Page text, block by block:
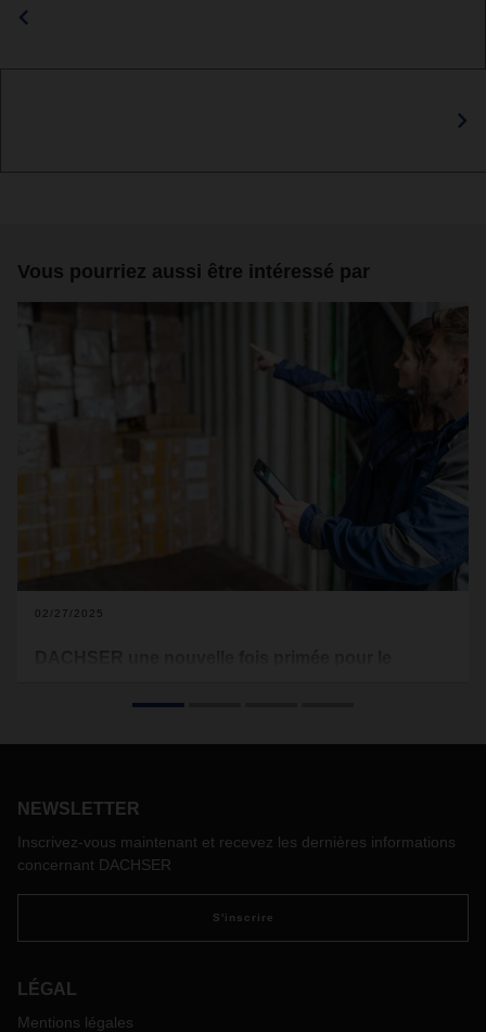
Vous pourriez aussi être intéressé par
02/27/2025
Empowerment Award ». Décerné par smapOne AG, ce prix
collaborateurs capables de créer leurs propres applications
NEWSLETTER
Inscrivez-vous maintenant et recevez les dernières informations
concernant DACHSER
S'inscrire
LÉGAL
Mentions légales